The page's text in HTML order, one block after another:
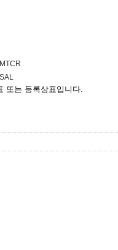
또는 등록상표입니다.